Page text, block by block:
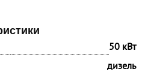
50 кВт
дизель